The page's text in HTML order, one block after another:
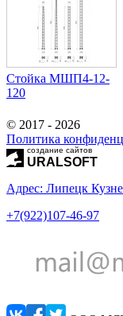
Стойка МШП4-12-
120
© 2017 - 2026
Политика
создание сайтов
URALSOFT
Адрес: Липецк
+7(922)107-46-97